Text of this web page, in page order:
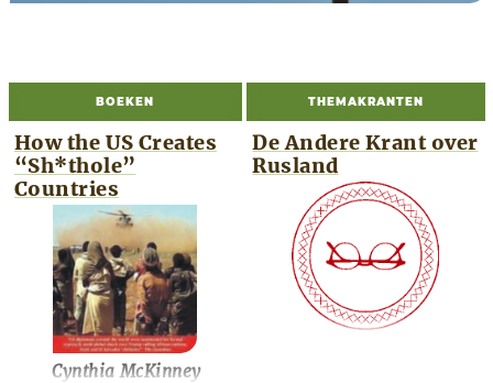
BOEKEN
How the US Creates
“Sh*thole”
Countries
Cynthia McKinney
THEMAKRANTEN
De Andere Krant over
Rusland